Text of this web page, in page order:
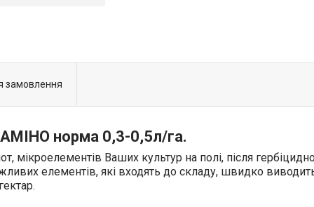
замовлення
норма 0,3-0,5л/га.
мікроелементів Ваших культур на полі, після
елементів, які входять до складу, швидко